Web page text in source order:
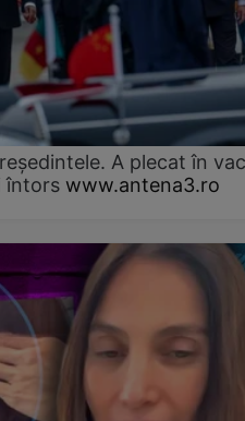
A plecat în
întors www.antena3.ro